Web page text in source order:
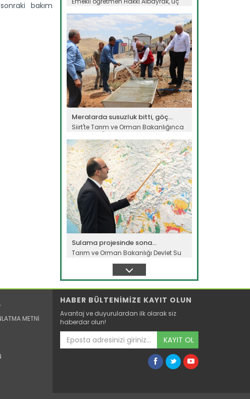
bakım
Devamını Oku ->
Meralarda susuzluk bitti, göç...
Siirt'te Tarım ve Orman Bakanlığınca
yürütülen "Mera Islah ve...
Devamını Oku ->
Sulama projesinde sona...
Tarım ve Orman Bakanlığı Devlet Su
İşleri Genel Müdürlüğünün...
B-Reçete sistemi ile güvenilir...
METNİ
HABER BÜLTENİMİZE KAYIT OLUN
Avantaj ve duyurulardan ilk olarak siz
haberdar olun!
KAYIT OL